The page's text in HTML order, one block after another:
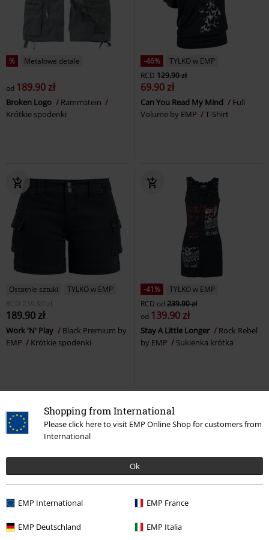
Shopping from International
Please click here to visit EMP Online Shop for customers from
International
Ok
EMP International EMP France
EMP Deutschland EMP Italia
% Metalowe detale
od 189.90 zł
Broken Logo
Rammstein
Krótkie spodenki
-46%
TYLKO w EMP
RCD 129.90 zł
69.90 zł
Can You Read My Mind
Full
Volume by EMP
T-Shirt
Ostatnie sztuki
TYLKO w EMP
RCD 239.90 zł
189.90 zł
Work 'N' Play
Black Premium by
EMP
Krótkie spodenki
-41%
TYLKO w EMP
RCD od 239.90 zł
od 139.90 zł
Stay A Little Longer
Rock Rebel
by EMP
Sukienka krótka
RCD od 329.90 zł
RCDod179.90 zł